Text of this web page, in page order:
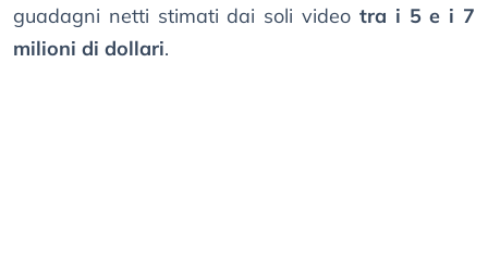
guadagni netti stimati dai soli video tra i 5 e i 7
milioni di dollari.